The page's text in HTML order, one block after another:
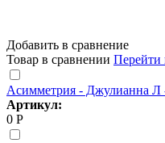
Добавить в сравнение
Товар в сравнении Перейти
Асимметрия - Джулианна
Артикул:
0 Р